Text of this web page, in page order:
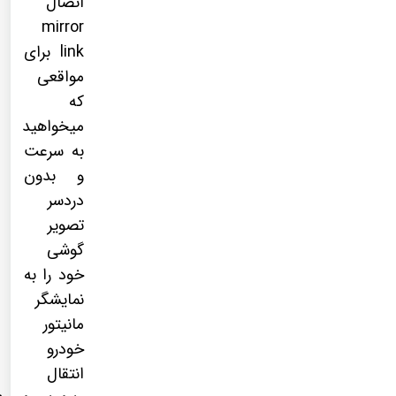
mirror
link برای
مواقعی
که
میخواهید
به سرعت
و بدون
دردسر
تصویر
گوشی
خود را به
نمایشگر
مانیتور
خودرو
انتقال